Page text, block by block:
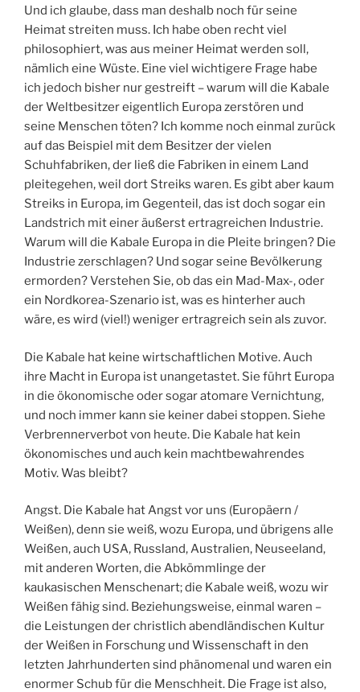
Und ich glaube, dass man deshalb noch für seine
Heimat streiten muss. Ich habe oben recht viel
philosophiert, was aus meiner Heimat werden soll,
nämlich eine Wüste. Eine viel wichtigere Frage habe
ich jedoch bisher nur gestreift – warum will die Kabale
der Weltbesitzer eigentlich Europa zerstören und
seine Menschen töten? Ich komme noch einmal zurück
auf das Beispiel mit dem Besitzer der vielen
Schuhfabriken, der ließ die Fabriken in einem Land
pleitegehen, weil dort Streiks waren. Es gibt aber kaum
Streiks in Europa, im Gegenteil, das ist doch sogar ein
Landstrich mit einer äußerst ertragreichen Industrie.
Warum will die Kabale Europa in die Pleite bringen? Die
Industrie zerschlagen? Und sogar seine Bevölkerung
ermorden? Verstehen Sie, ob das ein Mad-Max-, oder
ein Nordkorea-Szenario ist, was es hinterher auch
wäre, es wird (viel!) weniger ertragreich sein als zuvor.
Die Kabale hat keine wirtschaftlichen Motive. Auch
ihre Macht in Europa ist unangetastet. Sie führt Europa
in die ökonomische oder sogar atomare Vernichtung,
und noch immer kann sie keiner dabei stoppen. Siehe
Verbrennerverbot von heute. Die Kabale hat kein
ökonomisches und auch kein machtbewahrendes
Motiv. Was bleibt?
Angst. Die Kabale hat Angst vor uns (Europäern /
Weißen), denn sie weiß, wozu Europa, und übrigens alle
Weißen, auch USA, Russland, Australien, Neuseeland,
mit anderen Worten, die Abkömmlinge der
kaukasischen Menschenart; die Kabale weiß, wozu wir
Weißen fähig sind. Beziehungsweise, einmal waren –
die Leistungen der christlich abendländischen Kultur
der Weißen in Forschung und Wissenschaft in den
letzten Jahrhunderten sind phänomenal und waren ein
enormer Schub für die Menschheit. Die Frage ist also,